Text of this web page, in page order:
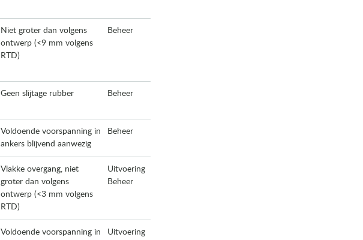
Niet groter dan volgens
ontwerp (<9 mm volgens
RTD)
Beheer
Geen slijtage rubber Beheer
Voldoende voorspanning in
ankers blijvend aanwezig
Beheer
Vlakke overgang, niet
groter dan volgens
ontwerp (<3 mm volgens
RTD)
Uitvoering
Beheer
Voldoende voorspanning in
Uitvoering